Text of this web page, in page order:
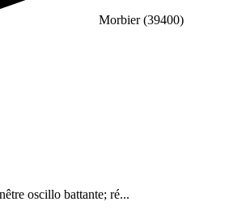
Morbier (39400)
oscillo battante; ré...